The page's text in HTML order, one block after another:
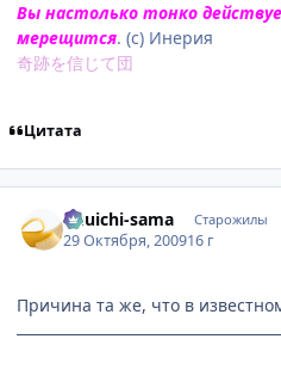
Вы настолько тонко
мерещится. (с) Инерия
奇跡を信じて団
Цитата
Yuuichi-sama Старожилы
29 Октября, 200916 г
Причина та же, что в